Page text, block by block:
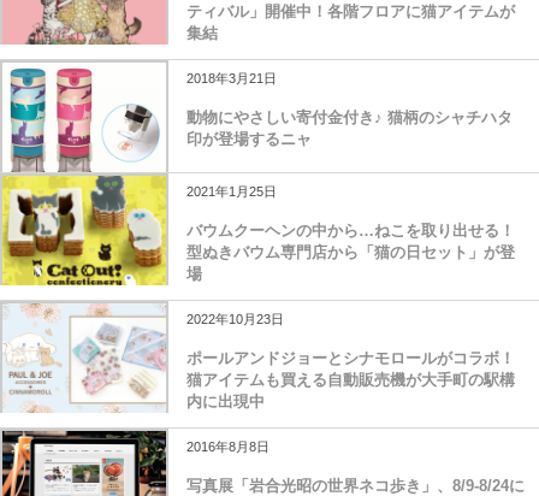
ティバル」開催中！各階フロアに猫アイテムが
集結
2018年3月21日
動物にやさしい寄付金付き♪ 猫柄のシャチハタ
印が登場するニャ
2021年1月25日
バウムクーヘンの中から…ねこを取り出せる！
型ぬきバウム専門店から「猫の日セット」が登
場
2022年10月23日
ポールアンドジョーとシナモロールがコラボ！
猫アイテムも買える自動販売機が大手町の駅構
内に出現中
2016年8月8日
写真展「岩合光昭の世界ネコ歩き」、8/9-8/24に